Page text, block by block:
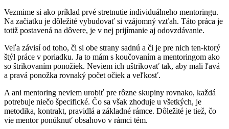
Vezmime si ako príklad prvé stretnutie individuálneho mentoringu.
Na začiatku je dôležité vybudovať si vzájomný vzťah. Táto práca je
totiž postavená na dôvere, je v nej prijímanie aj odovzdávanie.
Veľa závisí od toho, či si obe strany sadnú a či je pre nich ten-ktorý
štýl práce v poriadku. Ja to mám s koučovaním a mentoringom ako
so štrikovaním ponožiek. Neviem ich uštrikovať tak, aby mali ľavá
a pravá ponožka rovnaký počet očiek a veľkosť.
A ani mentoring neviem urobiť pre rôzne skupiny rovnako, každá
potrebuje niečo špecifické. Čo sa však zhoduje u všetkých, je
metodika, kontrakt, pravidlá a základné rámce. Dôležité je tiež, čo
vie mentor ponúknuť obsahovo v rámci tém.